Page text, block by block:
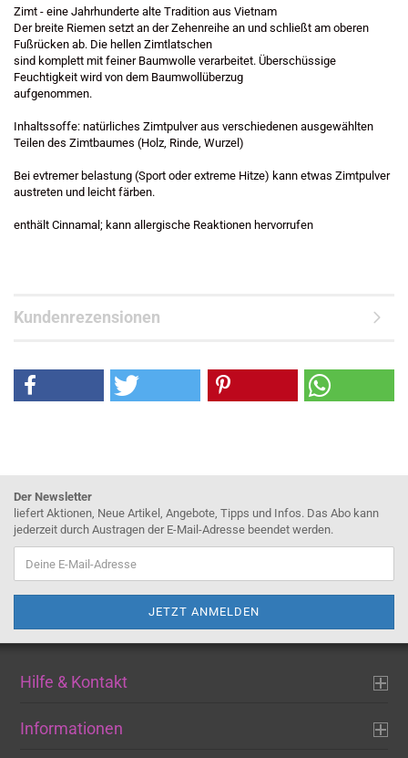
Zimt - eine Jahrhunderte alte Tradition aus Vietnam
Der breite Riemen setzt an der Zehenreihe an und schließt am oberen
Fußrücken ab. Die hellen Zimtlatschen
sind komplett mit feiner Baumwolle verarbeitet. Überschüssige
Feuchtigkeit wird von dem Baumwollüberzug
aufgenommen.
Inhaltssoffe: natürliches Zimtpulver aus verschiedenen ausgewählten
Teilen des Zimtbaumes (Holz, Rinde, Wurzel)
Bei evtremer belastung (Sport oder extreme Hitze) kann etwas Zimtpulver
austreten und leicht färben.
enthält Cinnamal; kann allergische Reaktionen hervorrufen
Kundenrezensionen
Der Newsletter
liefert Aktionen, Neue Artikel, Angebote, Tipps und Infos. Das Abo kann
jederzeit durch Austragen der E-Mail-Adresse beendet werden.
Hilfe & Kontakt
Informationen